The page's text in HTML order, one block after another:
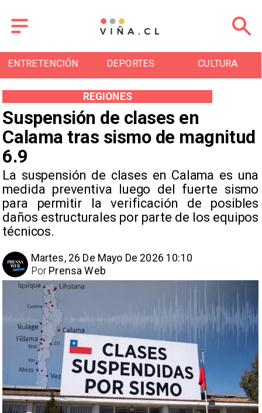
ENTRETENCIÓN DEPORTES CULTURA
Suspensión de clases en
Calama tras sismo de magnitud
6.9
La suspensión de clases en Calama es una
medida preventiva luego del fuerte sismo
para permitir la verificación de posibles
daños estructurales por parte de los equipos
técnicos.
REGIONES
Martes, 26 De Mayo De 2026 10:10
Prensa Web
Por